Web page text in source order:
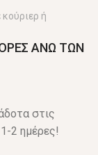
ή
ΑΝΩ ΤΩΝ
στις
2 ημέρες!